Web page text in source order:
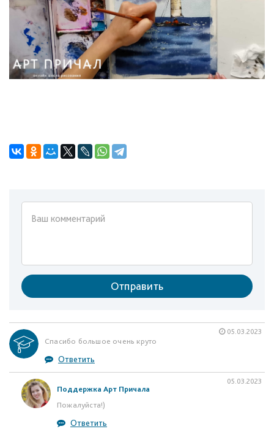
Отправить
05.03.2023
Спасибо большое очень круто
Ответить
05.03.2023
Поддержка Арт Причала
Пожалуйста!)
Ответить